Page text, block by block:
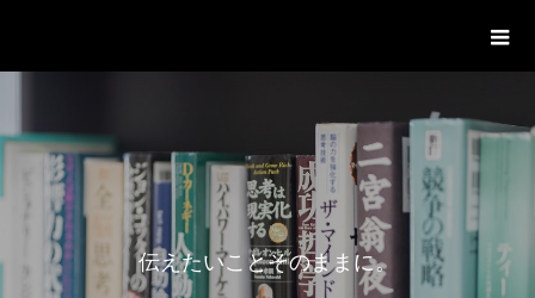
伝えたいこ とそのま ま に。